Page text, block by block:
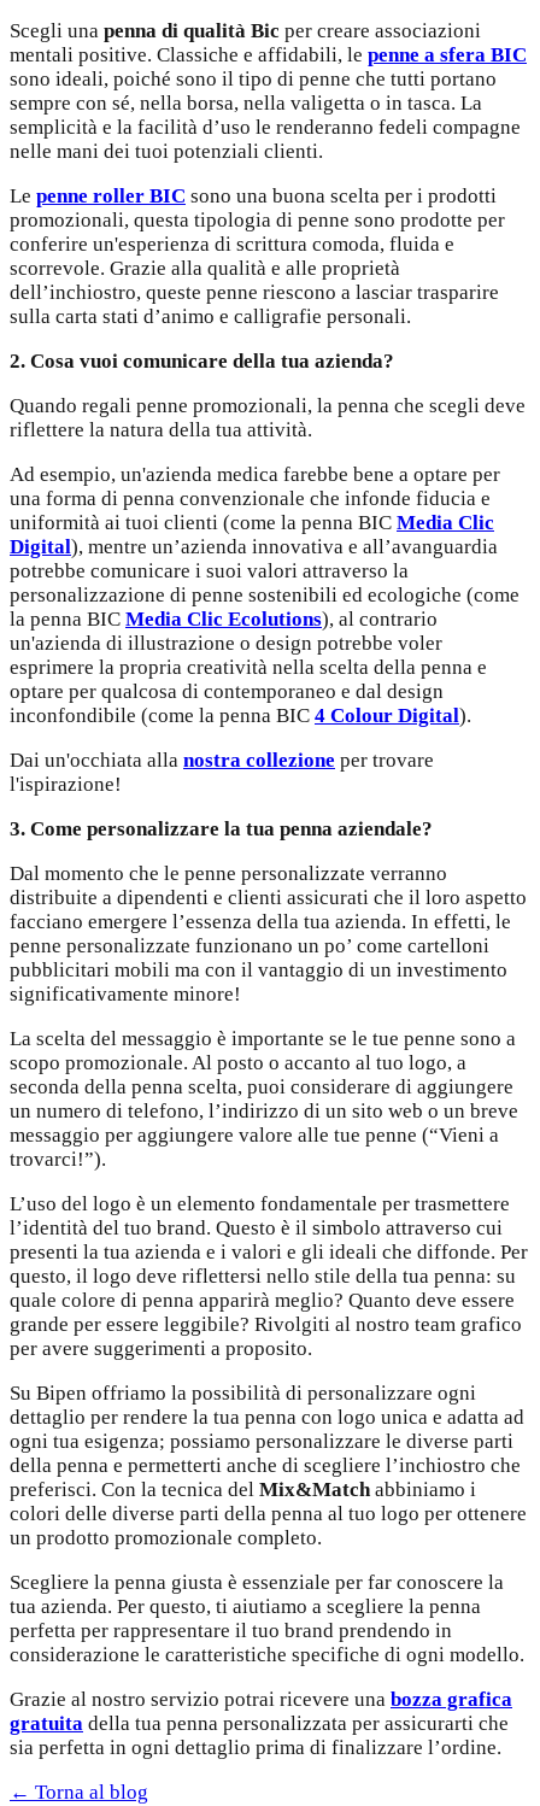
Scegli una penna di qualità Bic per creare associazioni
mentali positive. Classiche e affidabili, le penne a sfera BIC
sono ideali, poiché sono il tipo di penne che tutti portano
sempre con sé, nella borsa, nella valigetta o in tasca. La
semplicità e la facilità d’uso le renderanno fedeli compagne
nelle mani dei tuoi potenziali clienti.
Le penne roller BIC sono una buona scelta per i prodotti
promozionali, questa tipologia di penne sono prodotte per
conferire un'esperienza di scrittura comoda, fluida e
scorrevole. Grazie alla qualità e alle proprietà
dell’inchiostro, queste penne riescono a lasciar trasparire
sulla carta stati d’animo e calligrafie personali.
2. Cosa vuoi comunicare della tua azienda?
Quando regali penne promozionali, la penna che scegli deve
riflettere la natura della tua attività.
Ad esempio, un'azienda medica farebbe bene a optare per
una forma di penna convenzionale che infonde fiducia e
uniformità ai tuoi clienti (come la penna BIC Media Clic
Digital), mentre un’azienda innovativa e all’avanguardia
potrebbe comunicare i suoi valori attraverso la
personalizzazione di penne sostenibili ed ecologiche (come
la penna BIC Media Clic Ecolutions), al contrario
un'azienda di illustrazione o design potrebbe voler
esprimere la propria creatività nella scelta della penna e
optare per qualcosa di contemporaneo e dal design
inconfondibile (come la penna BIC 4 Colour Digital).
Dai un'occhiata alla nostra collezione per trovare
l'ispirazione!
3. Come personalizzare la tua penna aziendale?
Dal momento che le penne personalizzate verranno
distribuite a dipendenti e clienti assicurati che il loro aspetto
facciano emergere l’essenza della tua azienda. In effetti, le
penne personalizzate funzionano un po’ come cartelloni
pubblicitari mobili ma con il vantaggio di un investimento
significativamente minore!
La scelta del messaggio è importante se le tue penne sono a
scopo promozionale. Al posto o accanto al tuo logo, a
seconda della penna scelta, puoi considerare di aggiungere
un numero di telefono, l’indirizzo di un sito web o un breve
messaggio per aggiungere valore alle tue penne (“Vieni a
trovarci!”).
L’uso del logo è un elemento fondamentale per trasmettere
l’identità del tuo brand. Questo è il simbolo attraverso cui
presenti la tua azienda e i valori e gli ideali che diffonde. Per
questo, il logo deve riflettersi nello stile della tua penna: su
quale colore di penna apparirà meglio? Quanto deve essere
grande per essere leggibile? Rivolgiti al nostro team grafico
per avere suggerimenti a proposito.
Su Bipen offriamo la possibilità di personalizzare ogni
dettaglio per rendere la tua penna con logo unica e adatta ad
ogni tua esigenza; possiamo personalizzare le diverse parti
della penna e permetterti anche di scegliere l’inchiostro che
preferisci. Con la tecnica del Mix&Matchabbiniamo i
colori delle diverse parti della penna al tuo logo per ottenere
un prodotto promozionale completo.
Scegliere la penna giusta è essenziale per far conoscere la
tua azienda. Per questo, ti aiutiamo a scegliere la penna
perfetta per rappresentare il tuo brand prendendo in
considerazione le caratteristiche specifiche di ogni modello.
Grazie al nostro servizio potrai ricevere una bozza grafica
gratuita della tua penna personalizzata per assicurarti che
sia perfetta in ogni dettaglio prima di finalizzare l’ordine.
← Torna al blog